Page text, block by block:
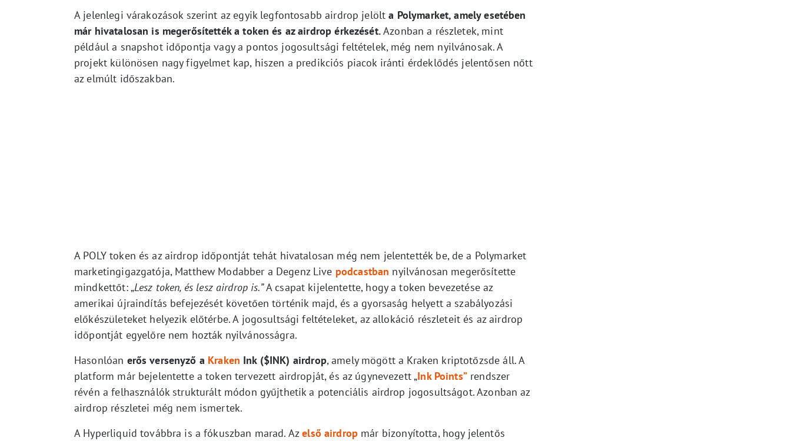
A jelenlegi várakozások szerint az egyik legfontosabb airdrop jelölta Polymarket, amely esetében
már hivatalosan is megerősítették a token és az airdrop érkezését.Azonban a részletek, mint
például a snapshot időpontja vagy a pontos jogosultsági feltételek, még nem nyilvánosak. A
projekt különösen nagy figyelmet kap, hiszen a predikciós piacok iránti érdeklődés jelentősen nőtt
az elmúlt időszakban.
A POLY token és az airdrop időpontját tehát hivatalosan még nem jelentették be, de a Polymarket
marketingigazgatója, Matthew Modabber a Degenz Live podcastban nyilvánosan megerősítette
mindkettőt: „Lesz token, és lesz airdrop is.”A csapat kijelentette, hogy a token bevezetése az
amerikai újraindítás befejezését követően történik majd, és a gyorsaság helyett a szabályozási
előkészületeket helyezik előtérbe. A jogosultsági feltételeket, az allokáció részleteit és az airdrop
időpontját egyelőre nem hozták nyilvánosságra.
Hasonlóan erős versenyző a Kraken Ink ($INK) airdrop, amely mögött a Kraken kriptotőzsde áll. A
platform már bejelentette a token tervezett airdropját, és az úgynevezett „Ink Points”rendszer
révén a felhasználók strukturált módon gyűjthetik a potenciális airdrop jogosultságot. Azonban az
airdrop részletei még nem ismertek.
A Hyperliquid továbbra is a fókuszban marad. Azelső airdrop már bizonyította, hogy jelentős